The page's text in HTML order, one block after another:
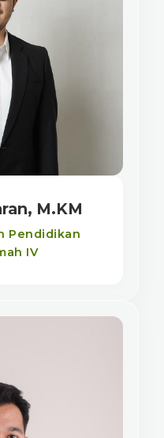
M.KM
Pendidikan
IV